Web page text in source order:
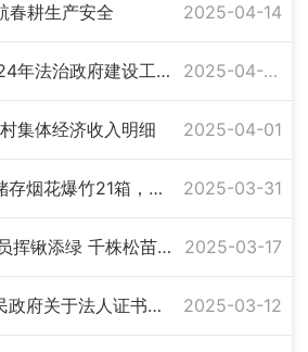
春耕生产安全 2025-04-14
汨罗市神鼎山镇2024年法治政府建设工作报告 2025-04-08
集体经济收入明细 2025-04-01
神鼎山镇查获非法储存烟花爆竹21箱，全面启动清明森林防火攻坚行动 2025-03-31
神鼎山镇60余名党员挥锹添绿 千株松苗扎根产业振兴路 2025-03-17
汨罗市神鼎山镇人民政府关于法人证书正本的遗失声明 2025-03-12